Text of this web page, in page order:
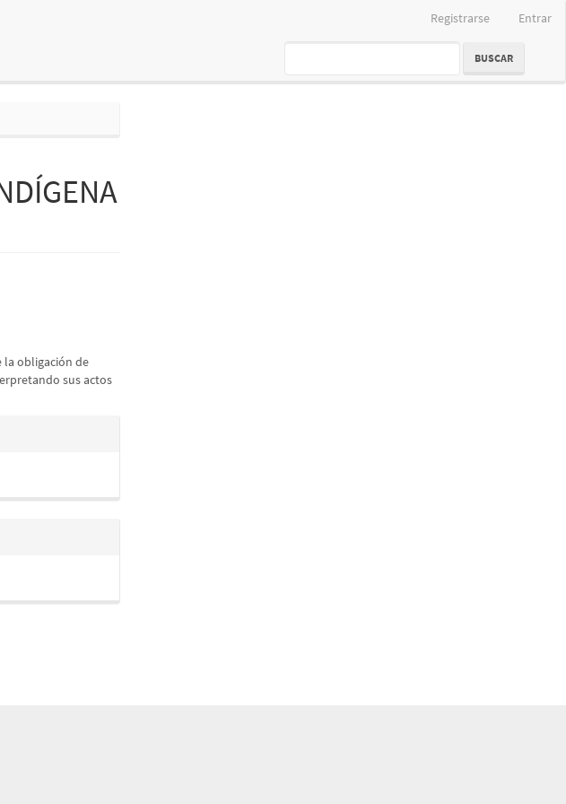
Registrarse Entrar
BUSCAR
la obligación de
sus actos